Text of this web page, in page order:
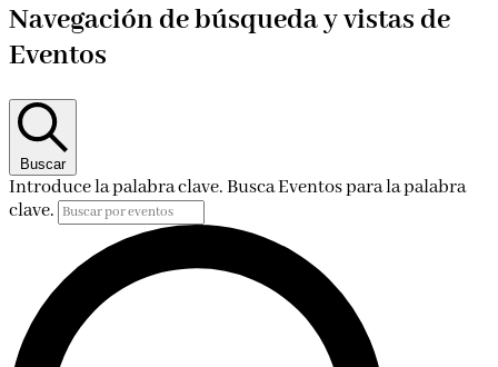
Eventos
en
10
10Europe/Madrid
mayo
10Europe/Madrid
2024
Navegación de búsqueda y vistas de
Eventos
Buscar
Introduce la palabra clave. Busca Eventos para la palabra
clave.